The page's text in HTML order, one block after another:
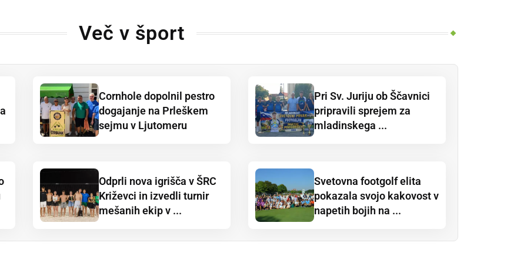
Več v šport
Cornhole dopolnil pestro
dogajanje na Prleškem
sejmu v Ljutomeru
Pri Sv. Juriju ob Ščavnici
pripravili sprejem za
mladinskega ...
Odprli nova igrišča v ŠRC
Križevci in izvedli turnir
mešanih ekip v ...
Svetovna footgolf elita
pokazala svojo kakovost v
napetih bojih na ...